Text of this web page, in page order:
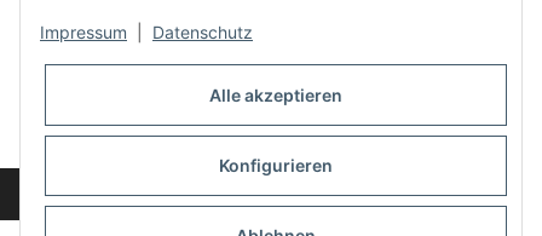
Oder mit Terminvereinbarung
info@frontlinegames.de
Widerrufsbutton
Impressum Datenschutz
Alle akzeptieren
Konfigurieren